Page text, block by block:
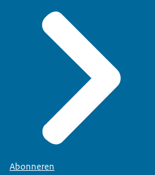
Abonneren